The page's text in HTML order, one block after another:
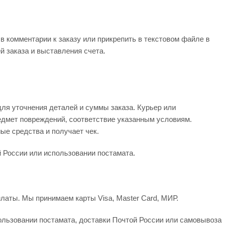
к заказу или прикрепить в текстовом файле в
и выставления счета.
уточнения деталей и суммы заказа. Курьер или
повреждений, соответствие указанным условиям.
средства и получает чек.
или использовании постамата.
Мы принимаем карты Visa, Master Card, МИР.
постамата, доставки Почтой России или самовывоза